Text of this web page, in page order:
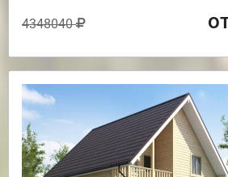
4348040